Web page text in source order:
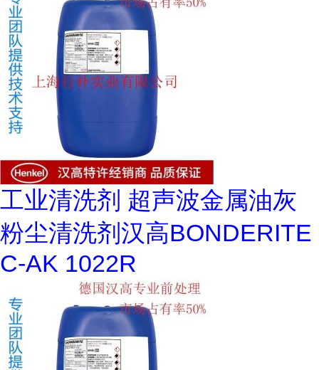
工业清洗剂 超声波金属油灰
粉尘清洗剂汉高BONDERITE
C-AK 1022R